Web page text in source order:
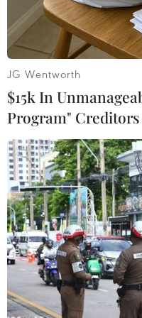
Trưởng Ban Tuyên giáo
quà cho bệnh nhi điều trị
Chí Minh.
Chiều 23/2, ông
Trung ương Đảng,
Trung ương đã đến
JG Wentworth
$15k In
Program"